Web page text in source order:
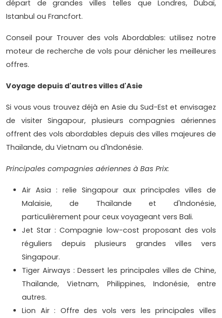
départ de grandes villes telles que Londres, Dubaï,
Istanbul ou Francfort.
Conseil pour Trouver des vols Abordables: utilisez notre
moteur de recherche de vols pour dénicher les meilleures
offres.
Voyage depuis d'autres villes d'Asie
Si vous vous trouvez déjà en Asie du Sud-Est et envisagez
de visiter Singapour, plusieurs compagnies aériennes
offrent des vols abordables depuis des villes majeures de
Thaïlande, du Vietnam ou d'Indonésie.
Principales compagnies aériennes à Bas Prix:
Air Asia : relie Singapour aux principales villes de
Malaisie, de Thaïlande et d'Indonésie,
particulièrement pour ceux voyageant vers Bali.
Jet Star : Compagnie low-cost proposant des vols
réguliers depuis plusieurs grandes villes vers
Singapour.
Tiger Airways : Dessert les principales villes de Chine,
Thaïlande, Vietnam, Philippines, Indonésie, entre
autres.
Lion Air : Offre des vols vers les principales villes